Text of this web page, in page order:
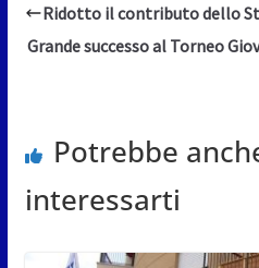
Ridotto il contributo dello
Grande successo al Torneo
Potrebbe
interessarti